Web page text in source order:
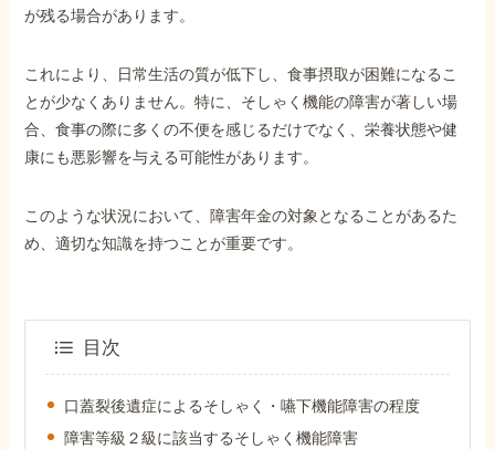
障害年金の基礎知識
障害年金の金額
Q&A・相談事例
障害年金コラム
お知らせ
が残る場合があります。
これにより、日常生活の質が低下し、食事摂取が困難になるこ
とが少なくありません。特に、そしゃく機能の障害が著しい場
合、食事の際に多くの不便を感じるだけでなく、栄養状態や健
康にも悪影響を与える可能性があります。
このような状況において、障害年金の対象となることがあるた
め、適切な知識を持つことが重要です。
目次
口蓋裂後遺症によるそしゃく・嚥下機能障害の程度
障害等級２級に該当するそしゃく機能障害